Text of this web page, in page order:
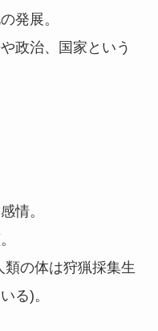
発展。
政治、国家という
情。
類の体は狩猟採集生
る)。